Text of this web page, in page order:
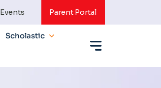
Events Parent Portal
Scholastic